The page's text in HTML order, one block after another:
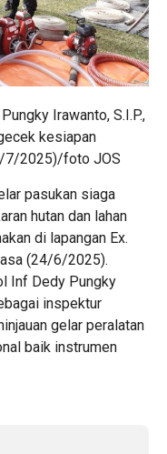
Irawanto, S.I.P.,
kesiapan
7/2025)/foto JOS
pasukan siaga
hutan dan lahan
di lapangan Ex.
(24/6/2025).
Inf Dedy Pungky
inspektur
gelar peralatan
baik instrumen